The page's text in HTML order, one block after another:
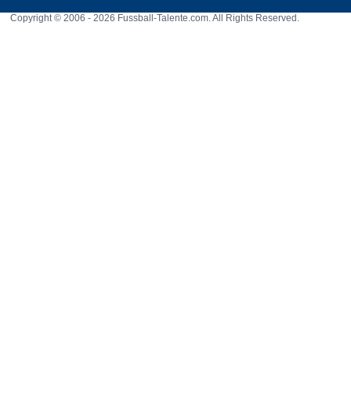
Copyright © 2006 - 2026 Fussball-Talente.com. All Rights Reserved.